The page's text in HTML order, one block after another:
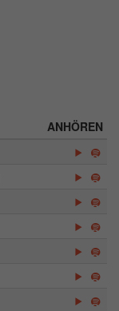
ANHÖREN